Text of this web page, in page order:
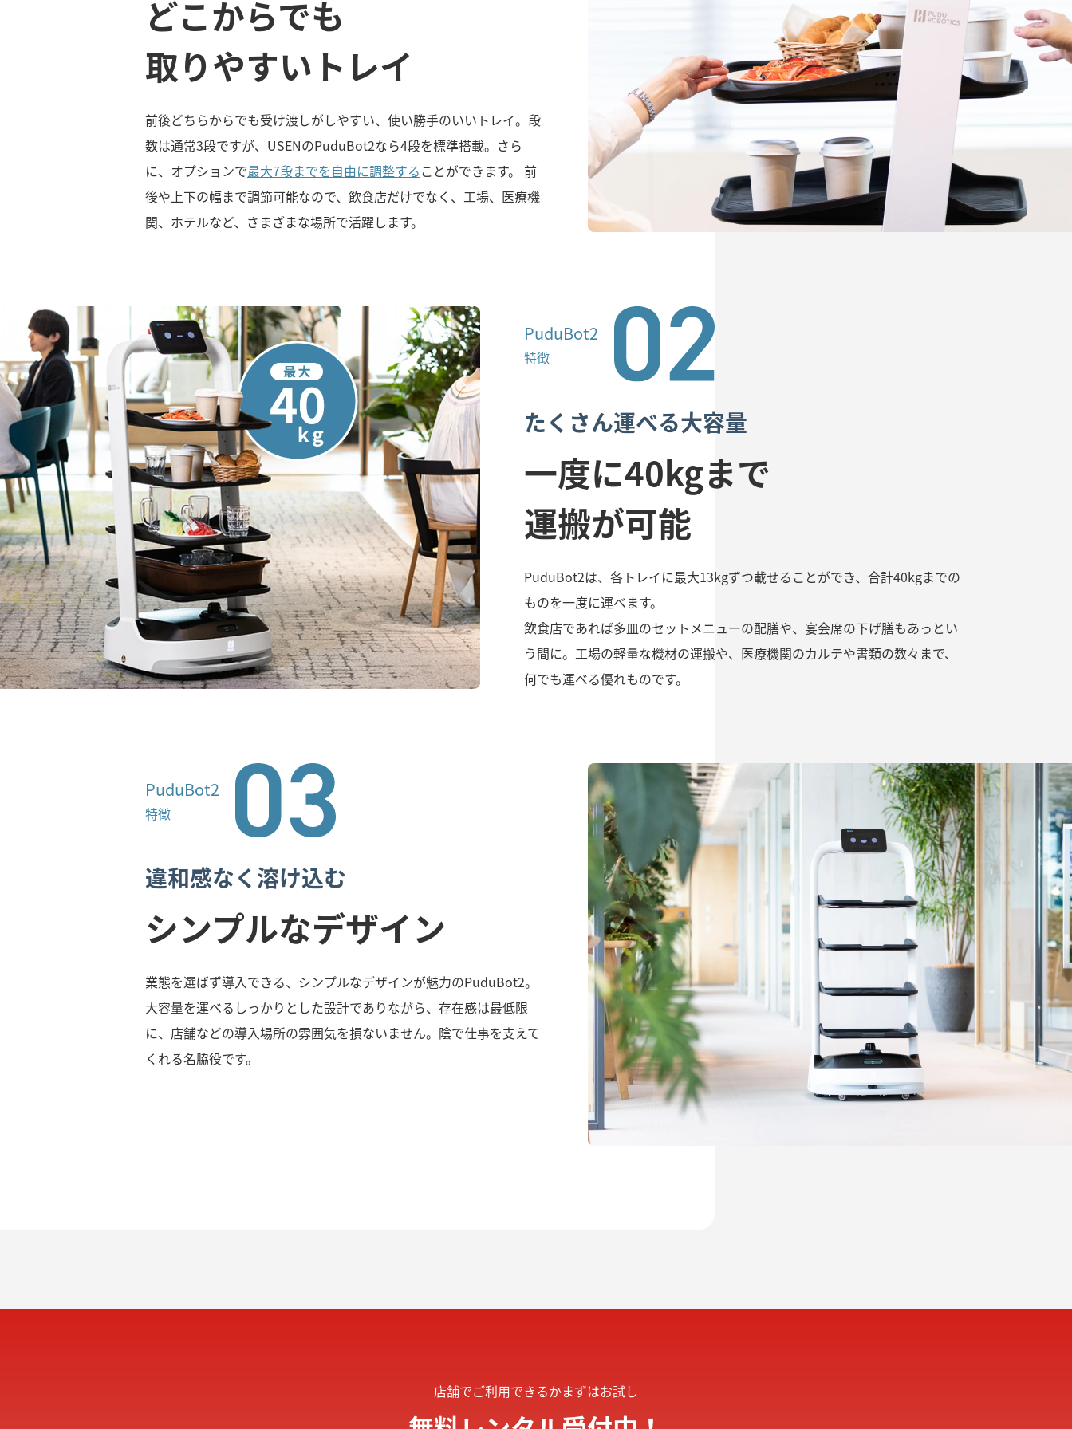
どこからでも
取りやすいトレイ
前後どちらからでも受け渡しがしやすい、使い勝手のいいトレイ。段
数は通常3段ですが、USENのPuduBot2なら4段を標準搭載。さら
に、オプションで最大7段までを自由に調整することができます。 前
後や上下の幅まで調節可能なので、飲食店だけでなく、工場、医療機
関、ホテルなど、さまざまな場所で活躍します。
PuduBot2
特徴
たくさん運べる大容量
一度に40kgまで
運搬が可能
PuduBot2は、各トレイに最大13kgずつ載せることができ、合計40kgまでの
ものを一度に運べます。
飲食店であれば多皿のセットメニューの配膳や、宴会席の下げ膳もあっとい
う間に。工場の軽量な機材の運搬や、医療機関のカルテや書類の数々まで、
何でも運べる優れものです。
PuduBot2
特徴
違和感なく溶け込む
シンプルなデザイン
業態を選ばず導入できる、シンプルなデザインが魅力のPuduBot2。
大容量を運べるしっかりとした設計でありながら、存在感は最低限
に、店舗などの導入場所の雰囲気を損ないません。陰で仕事を支えて
くれる名脇役です。
店舗でご利用できるかまずはお試し